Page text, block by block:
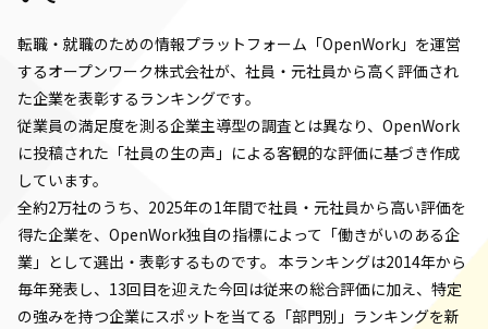
転職・就職のための情報プラットフォーム「OpenWork」を運営
するオープンワーク株式会社が、社員・元社員から高く評価され
た企業を表彰するランキングです。
従業員の満足度を測る企業主導型の調査とは異なり、OpenWork
に投稿された「社員の生の声」による客観的な評価に基づき作成
しています。
全約2万社のうち、2025年の1年間で社員・元社員から高い評価を
得た企業を、OpenWork独自の指標によって「働きがいのある企
業」として選出・表彰するものです。 本ランキングは2014年から
毎年発表し、13回目を迎えた今回は従来の総合評価に加え、特定
の強みを持つ企業にスポットを当てる「部門別」ランキングを新